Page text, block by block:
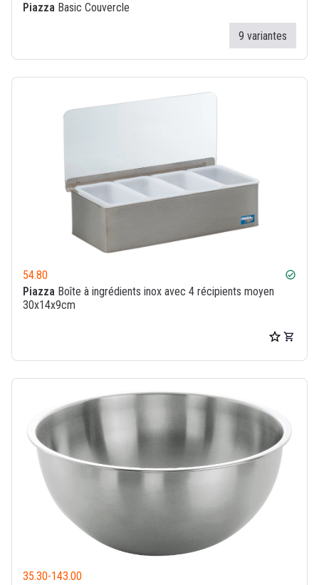
Piazza Basic Couvercle
9 variantes
54.80 check_circle
Piazza Boîte à ingrédients inox avec 4 récipients moyen
30x14x9cm
35.30-143.00